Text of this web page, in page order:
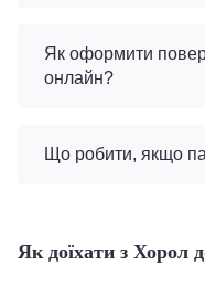
Як оформити
онлайн?
Що робити, якщо
Як доїхати з Хорол